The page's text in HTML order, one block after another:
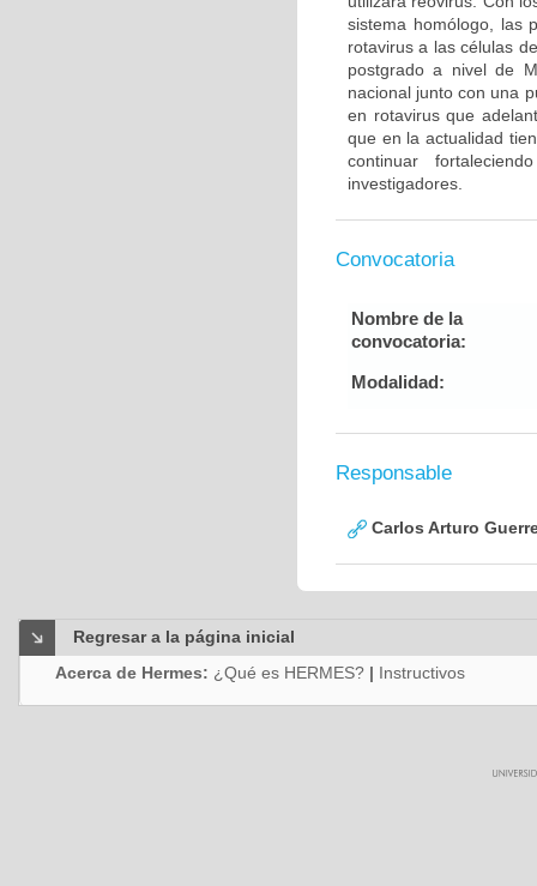
sistema homólogo, las
rotavirus a las células
postgrado a nivel de
nacional junto con una
en rotavirus que
que en la actualidad
continuar
investigadores.
Convocatoria
Nombre de la
convocatoria:
Modalidad:
Responsable
Carlos Arturo
Regresar a la página inicial
Acerca de Hermes: ¿Qué es HERMES? | Instructivos